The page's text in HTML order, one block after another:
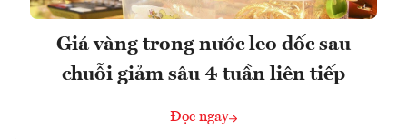
Giá vàng trong nước leo dốc sau
chuỗi giảm sâu 4 tuần liên tiếp
Đọc ngay